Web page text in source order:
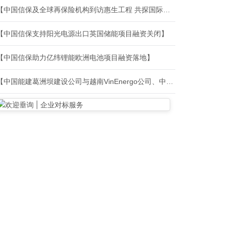
【中国信保支持阳光电源出口英国储能项目融资关闭】
【中国信保助力亿纬锂能欧洲电池项目融资落地】